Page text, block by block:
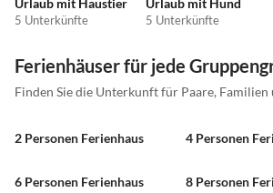
Urlaub mit Haustier
5 Unterkünfte
Urlaub mit Hund
5 Unterkünfte
Ferienhäuser für jede
Finden Sie die Unterkunft für Paare, Familien
2 Personen Ferienhaus 4 Personen
6 Personen Ferienhaus 8 Personen